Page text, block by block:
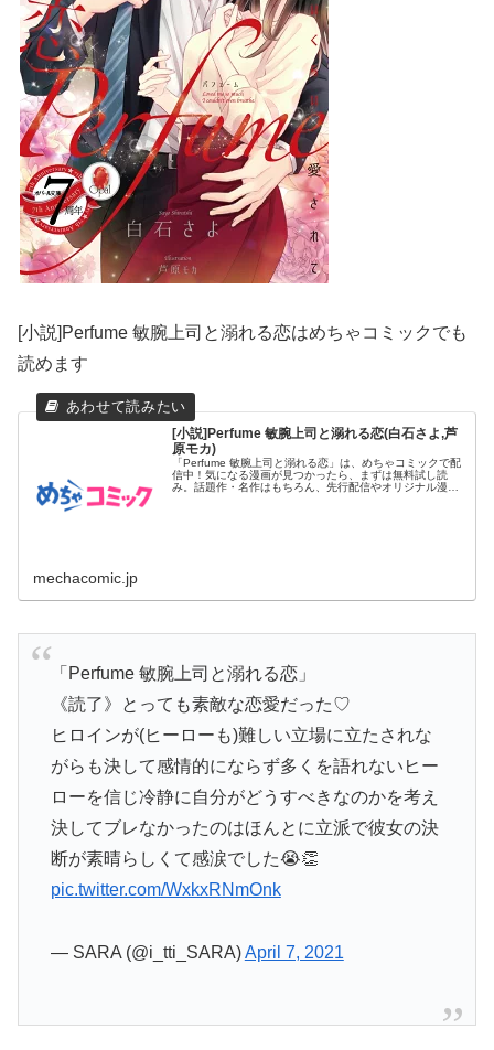
[小説]Perfume 敏腕上司と溺れる恋はめちゃコミックでも
読めます
[小説]Perfume 敏腕上司と溺れる恋(白石さよ,芦
原モカ)
「Perfume 敏腕上司と溺れる恋」は、めちゃコミックで配
信中！気になる漫画が見つかったら、まずは無料試し読
み。話題作・名作はもちろん、先行配信やオリジナル漫画
mechacomic.jp
「Perfume 敏腕上司と溺れる恋」
《読了》とっても素敵な恋愛だった♡
ヒロインが(ヒーローも)難しい立場に立たされな
がらも決して感情的にならず多くを語れないヒー
ローを信じ冷静に自分がどうすべきなのかを考え
決してブレなかったのはほんとに立派で彼女の決
断が素晴らしくて感涙でした😭👏
pic.twitter.com/WxkxRNmOnk
— SARA (@i_tti_SARA)April 7, 2021